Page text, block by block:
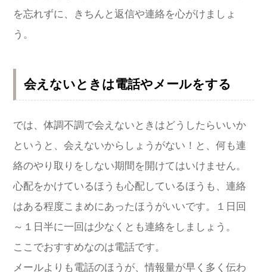
を忘れずに、きちんと返信や連絡を心がけましょ
う。
会えないときは電話やメールをする
では、体調不調で会えないときはどうしたらいいか
というと、会えないからしょうがない！と、何も連
絡のやり取りをしない期間を開けてはいけません。
心配をかけているほうも心配しているほうも、連絡
はある程度こまめにあったほうがいいです。１日回
～１日半に一回は少なくとも連絡をしましょう。
ここでおすすめなのは電話です。
メールよりも電話のほうが、情報量が早く多く伝わ